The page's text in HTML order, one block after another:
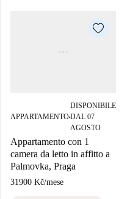
APPARTAMENTO■
DISPONIBILE
DAL 07
AGOSTO
Appartamento con 1
camera da letto in affitto a
Palmovka, Praga
31900 Kč/mese